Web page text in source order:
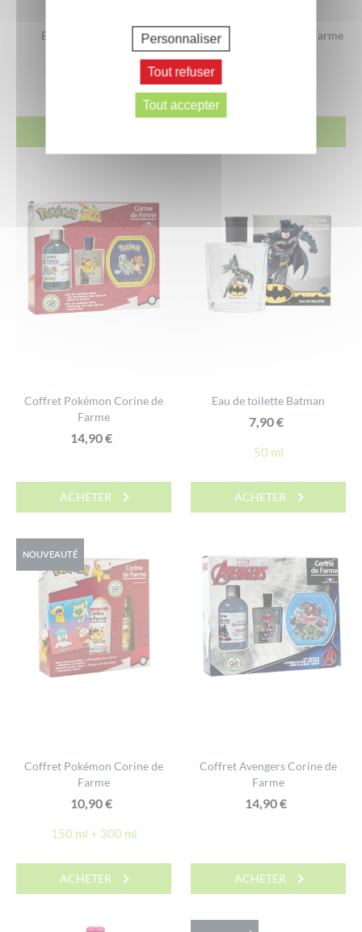
Bain Moussant Stitch Coffret Cars Corine de Farme
Coffret Pokémon Corine de
Farme
14,90€
ACHETER
Eau de toilette Batman
7,90€
50 ml
ACHETER
NOUVEAUTÉ
Coffret Pokémon Corine de
Farme
10,90€
150 ml + 300 ml
ACHETER
Coffret Avengers Corine de
Farme
14,90€
ACHETER
Personnaliser
Tout refuser
Tout accepter